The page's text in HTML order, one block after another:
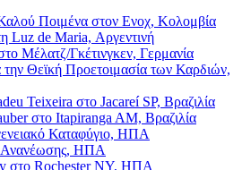
Ποιμένα στον Ενοχ, Κολομβία
Luz de Maria, Αργεντινή
Μέλατζ/Γκέτινγκεν, Γερμανία
Θεϊκή Προετοιμασία των Καρδιών,
Teixeira στο Jacareí SP, Βραζιλία
στο Itapiranga AM, Βραζιλία
Καταφύγιο, ΗΠΑ
Ανανέωσης, ΗΠΑ
στο Rochester NY, ΗΠΑ